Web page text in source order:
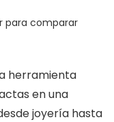
para comparar
herramienta
en una
joyería hasta